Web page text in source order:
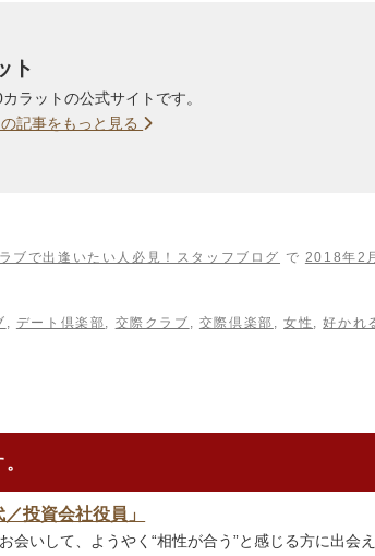
ト
ラットの公式サイトです。
記事をもっと見る
ブで出逢いたい人必見！スタッフブログ で 2018年2
, デート倶楽部, 交際クラブ , 交際倶楽部 ,女性 ,好かれ
／投資会社役員」
お会いして、ようやく“相性が合う”と感じる方に出会